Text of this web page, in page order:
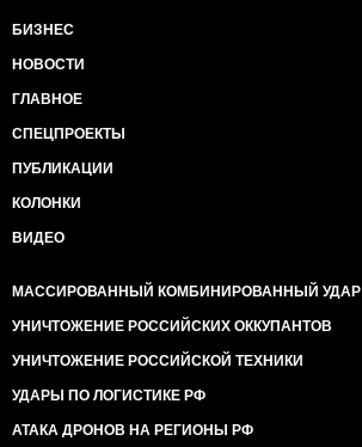
БИЗНЕС
НОВОСТИ
ГЛАВНОЕ
СПЕЦПРОЕКТЫ
ПУБЛИКАЦИИ
КОЛОНКИ
ВИДЕО
МАССИРОВАННЫЙ КОМБИНИРОВАННЫЙ УДАР
УНИЧТОЖЕНИЕ РОССИЙСКИХ ОККУПАНТОВ
УНИЧТОЖЕНИЕ РОССИЙСКОЙ ТЕХНИКИ
УДАРЫ ПО ЛОГИСТИКЕ РФ
АТАКА ДРОНОВ НА РЕГИОНЫ РФ